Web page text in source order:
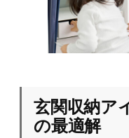
玄関収納ア
の最適解